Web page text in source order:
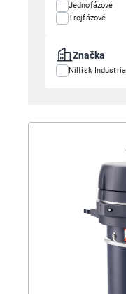
Jednofázové
Trojfázové
Značka
Nilfisk